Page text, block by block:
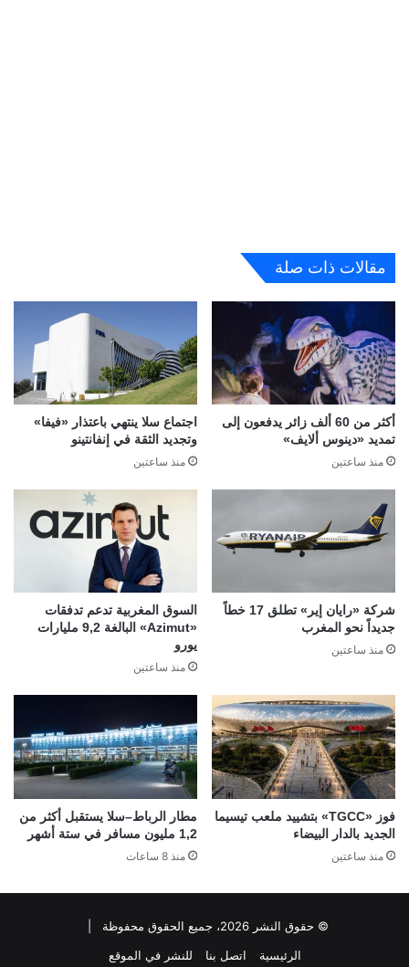
مقالات ذات صلة
أكثر من 60 ألف زائر يدفعون إلى
تمديد «دينوس ألايف»
منذ ساعتين
اجتماع سلا ينتهي باعتذار «فيفا»
وتجديد الثقة في إنفانتينو
منذ ساعتين
شركة «رايان إير» تطلق 17 خطاً
جديداً نحو المغرب
منذ ساعتين
السوق المغربية تدعم تدفقات
«Azimut» البالغة 9,2 مليارات
يورو
منذ ساعتين
فوز «TGCC» بتشييد ملعب تيسيما
الجديد بالدار البيضاء
منذ ساعتين
مطار الرباط–سلا يستقبل أكثر من
1,2 مليون مسافر في ستة أشهر
منذ 8 ساعات
© حقوق النشر 2026، جميع الحقوق محفوظة |
الرئيسية
اتصل بنا للنشر في الموقع